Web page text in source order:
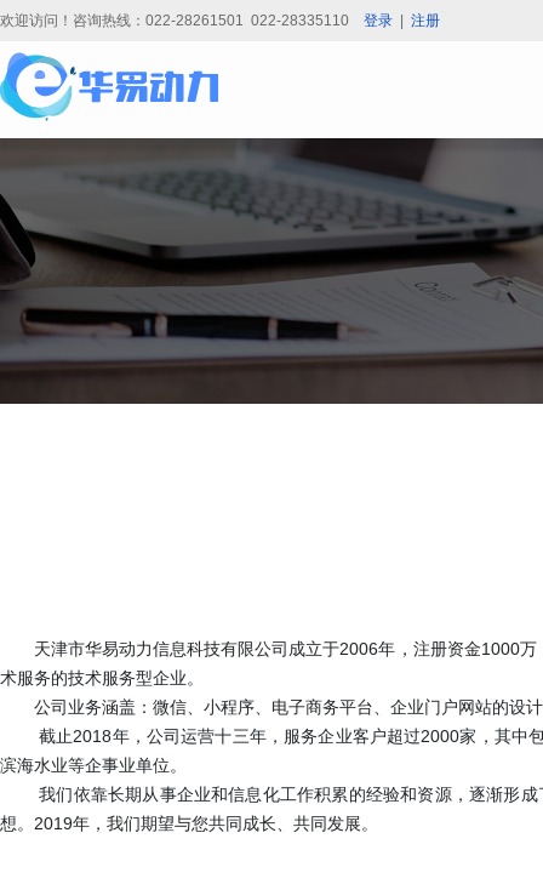
欢迎访问！咨询热线：022-28261501 022-28335110 登录 注册
天津市华易动力信息科技有限公司成立于2006年，注册资金1000万
术服务的技术服务型企业。
公司业务涵盖：微信、小程序、电子商务平台、企业门户网站的设计
截止2018年，公司运营十三年，服务企业客户超过2000家，其中包
滨海水业等企事业单位。
我们依靠长期从事企业和信息化工作积累的经验和资源，逐渐形成
想。2019年，我们期望与您共同成长、共同发展。